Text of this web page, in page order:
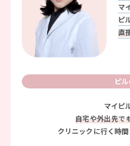
マ
ピ
直
ピ
マイピ
自宅や外出先で
クリニックに行く時